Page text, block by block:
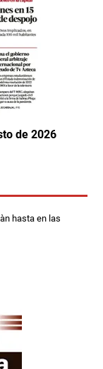
de 2026
hasta en las